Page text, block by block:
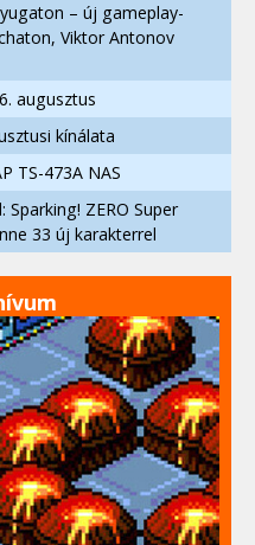
– új gameplay-
Viktor Antonov
augusztus
kínálata
TS-473A NAS
ZERO Super
33 új karakterrel